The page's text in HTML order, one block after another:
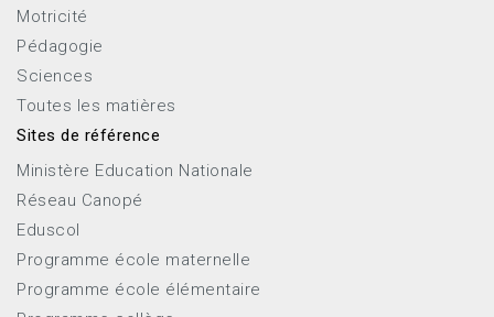
Motricité
Pédagogie
Sciences
Toutes les matières
Sites de référence
Ministère Education Nationale
Réseau Canopé
Eduscol
Programme école maternelle
Programme école élémentaire